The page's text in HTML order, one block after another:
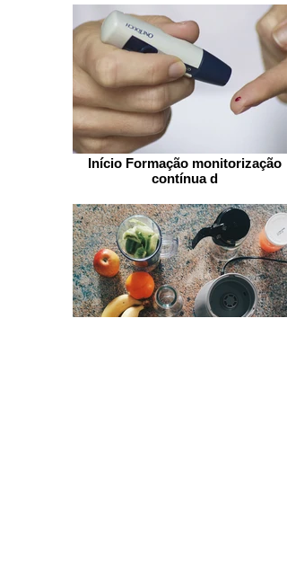
Início Formação monitorização
contínua d